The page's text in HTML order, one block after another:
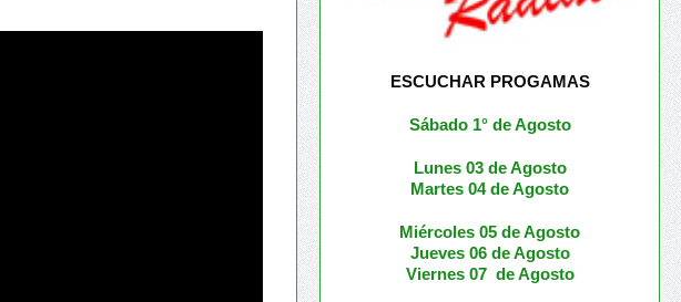
ESCUCHAR PROGAMAS
Sábado 1° de Agosto
Lunes 03 de Agosto
Martes 04 de Agosto
Miércoles 05 deAgosto
Jueves 06 de Agosto
Viernes 07 de Agosto